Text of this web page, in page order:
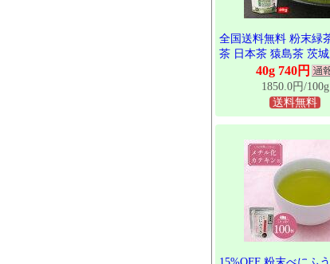
全国送料無料 粉末緑
茶 日本茶 猿島茶 茨
品 産地直送 ギフト包
す 松田製茶 クリック
40g 740円
1850.0円/100g
送料無料